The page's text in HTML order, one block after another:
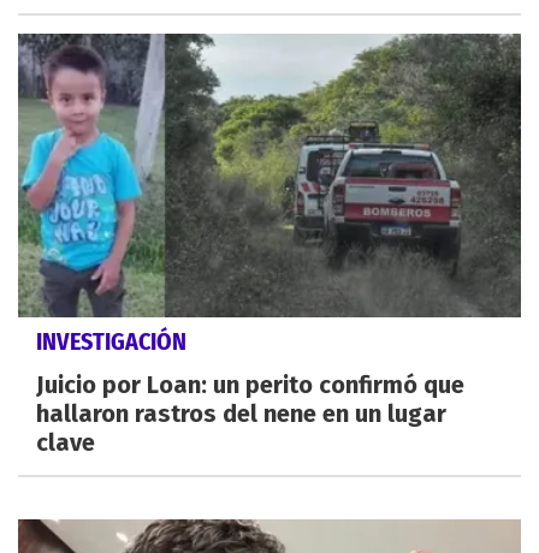
INVESTIGACIÓN
Juicio por Loan: un perito confirmó que
hallaron rastros del nene en un lugar
clave